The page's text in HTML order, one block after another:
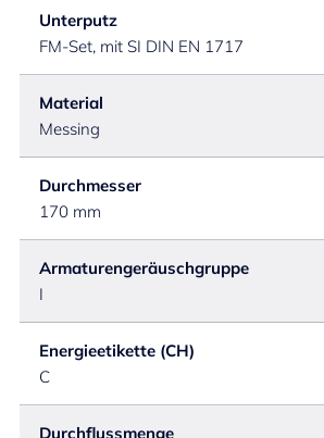
Unterputz
FM-Set, mit SI DIN EN 1717
Material
Messing
Durchmesser
170 mm
Armaturengeräuschgruppe
I
Energieetikette (CH)
C
Durchflussmenge